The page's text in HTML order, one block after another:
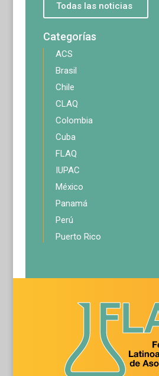
Todas las noticias
Categorías
ACS
Brasil
Chile
CLAQ
Colombia
Cuba
FLAQ
IUPAC
México
Panamá
Perú
Puerto Rico